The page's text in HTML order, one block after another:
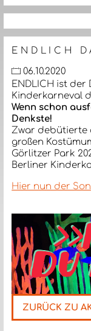
ENDLICH
06.10.2020
ENDLICH ist der
Kinderkarneval
Wenn schon
Denkste!
Zwar debütierte
großen
Görlitzer Park
Berliner
Hier nun der
ZURÜCK ZU